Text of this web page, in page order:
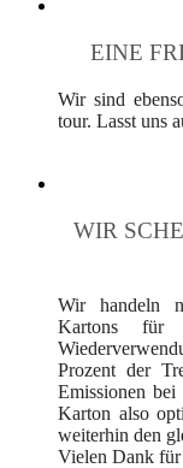
EINE
Wir sind
tour. Lasst uns
WIR
Wir handeln
Kartons für
Prozent der
Emissionen
Karton also
weiterhin den
Vielen Dank